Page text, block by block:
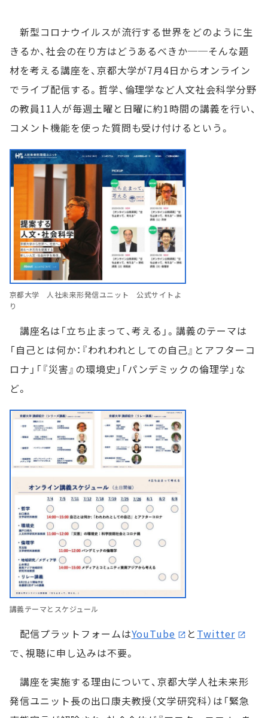
新型コロナウイルスが流行する世界をどのように生
きるか、社会の在り方はどうあるべきか──そんな題
材を考える講座を、京都大学が7月4日からオンライン
でライブ配信する。哲学、倫理学など人文社会科学分野
の教員11人が毎週土曜と日曜に約1時間の講義を行い、
コメント機能を使った質問も受け付けるという。
京都大学 人社未来形発信ユニット 公式サイトよ
り
講座名は「立ち止まって、考える」。講義のテーマは
「自己とは何か：『われわれとしての自己』とアフターコ
ロナ」「『災害』の環境史」「パンデミックの倫理学」な
ど。
講義テーマとスケジュール
配信プラットフォームはYouTube と Twitter
で、視聴に申し込みは不要。
講座を実施する理由について、京都大学人社未来形
発信ユニット長の出口康夫教授（文学研究科）は「緊急